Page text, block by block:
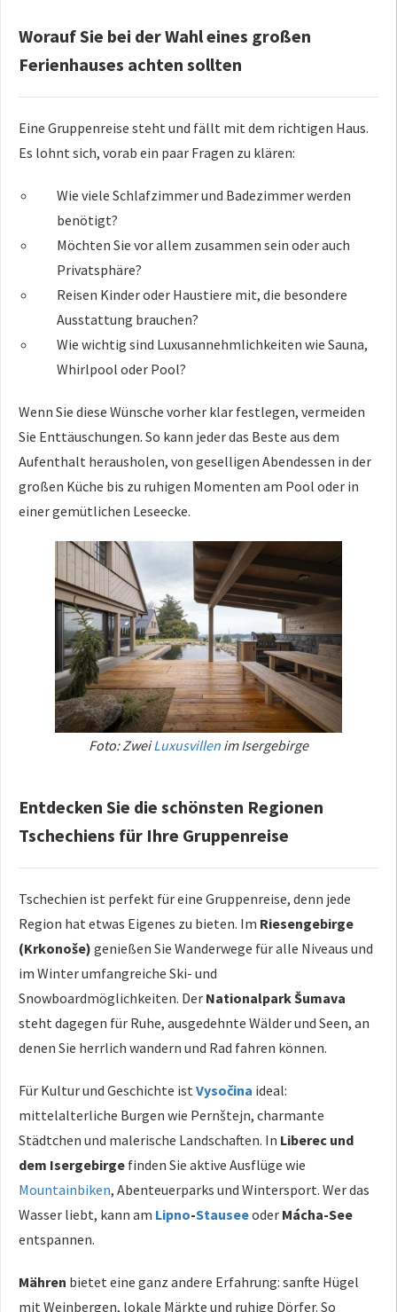
Worauf Sie bei der Wahl eines großen
Ferienhauses achten sollten
Eine Gruppenreise steht und fällt mit dem richtigen Haus.
Es lohnt sich, vorab ein paar Fragen zu klären:
Wie viele Schlafzimmer und Badezimmer werden
benötigt?
Möchten Sie vor allem zusammen sein oder auch
Privatsphäre?
Reisen Kinder oder Haustiere mit, die besondere
Ausstattung brauchen?
Wie wichtig sind Luxusannehmlichkeiten wie Sauna,
Whirlpool oder Pool?
Wenn Sie diese Wünsche vorher klar festlegen, vermeiden
Sie Enttäuschungen. So kann jeder das Beste aus dem
Aufenthalt herausholen, von geselligen Abendessen in der
großen Küche bis zu ruhigen Momenten am Pool oder in
einer gemütlichen Leseecke.
Foto: ZweiLuxusvillen im Isergebirge
Entdecken Sie die schönsten Regionen
Tschechiens für Ihre Gruppenreise
Tschechien ist perfekt für eine Gruppenreise, denn jede
Region hat etwas Eigenes zu bieten. Im Riesengebirge
(Krkonoše) genießen Sie Wanderwege für alle Niveaus und
im Winter umfangreiche Ski- und
Snowboardmöglichkeiten. Der Nationalpark Šumava
steht dagegen für Ruhe, ausgedehnte Wälder und Seen, an
denen Sie herrlich wandern und Rad fahren können.
Für Kultur und Geschichte istVysočina ideal:
mittelalterliche Burgen wie Pernštejn, charmante
Städtchen und malerische Landschaften. In Liberec und
dem Isergebirge finden Sie aktive Ausflüge wie
Mountainbiken, Abenteuerparks und Wintersport. Wer das
Wasser liebt, kann am Lipno-Stauseeoder Mácha-See
entspannen.
Mähren bietet eine ganz andere Erfahrung: sanfte Hügel
mit Weinbergen, lokale Märkte und ruhige Dörfer. So